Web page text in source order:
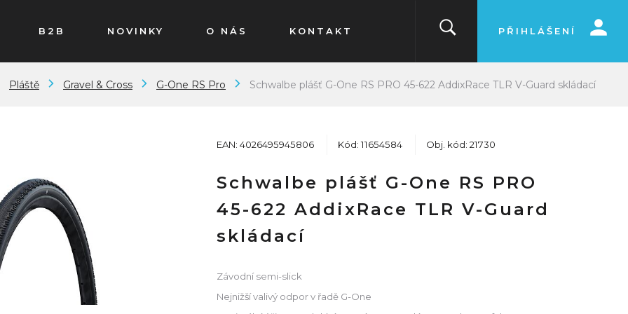
B2B NOVINKY O NÁS KONTAKT PŘIHLÁŠENÍ
Pláště Gravel & Cross G-One RS Pro Schwalbe plášť G-One RS PRO 45-622 AddixRace TLR V-Guard skládací
EAN: 4026495945806 Kód: 11654584 Obj. kód: 21730
Schwalbe plášť G-One RS PRO
45-622 AddixRace TLR V-Guard
skládací
Závodní semi-slick
Nejnižší valivý odpor v řadě G-One